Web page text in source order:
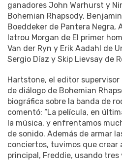
ganadores John Warhurst y
Bohemian Rhapsody,
Boeddeker de Pantera Negra,
latrou Morgan de El primer
Van der Ryn y Erik Aadahl de
Sergio Díaz y Skip Lievsay de
Hartstone, el editor
de diálogo de Bohemian
biográfica sobre la banda de
comentó: “La película, en
la música, y enfrentamos
de sonido. Además de armar
conciertos, tuvimos que crear
principal, Freddie, usando